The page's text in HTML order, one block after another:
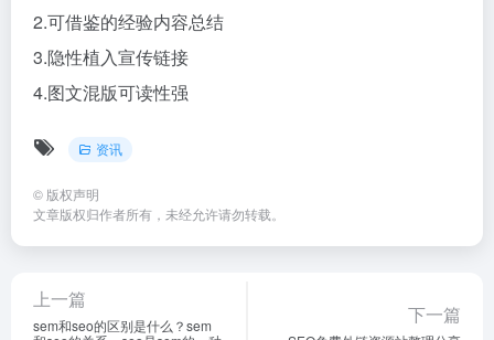
2.可借鉴的经验内容总结
3.隐性植入宣传链接
4.图文混版可读性强
资讯
© 版权声明
文章版权归作者所有，未经允许请勿转载。
上一篇
sem和seo的区别是什么？sem
下一篇